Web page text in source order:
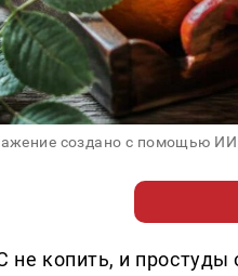
создано с помощью
не копить, и простуды